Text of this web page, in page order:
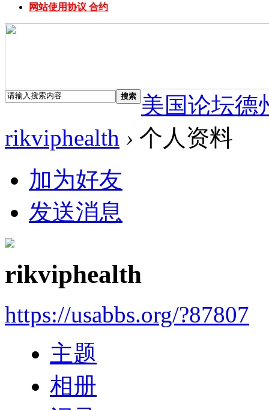
网站使用协议 合约
搜索
美国论坛德
rikviphealth › 个人资料
加为好友
发送消息
rikviphealth
https://usabbs.org/?87807
主题
相册